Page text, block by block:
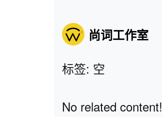
尚词工作室
标签: 空
No related content!